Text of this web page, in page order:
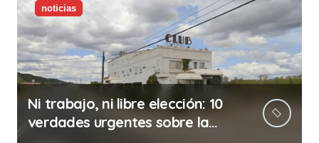
noticias
Ni trabajo, ni libre elección: 10
verdades urgentes sobre la